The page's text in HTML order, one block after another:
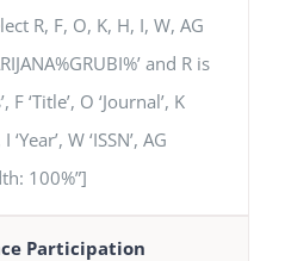
R, F, O, K, H, I, W, AG
and R is
‘Title’, O ‘Journal’, K
W ‘ISSN’, AG
100%”]
Participation